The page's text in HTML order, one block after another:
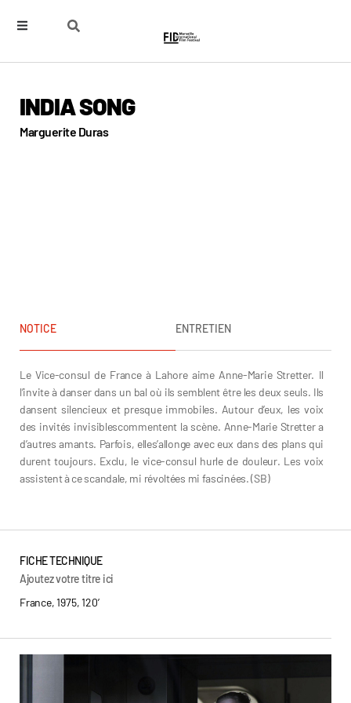
INDIA SONG
Marguerite Duras
NOTICE ENTRETIEN
Le Vice-consul de France à Lahore aime Anne-Marie Stretter. Il
l’invite à danser dans un bal où ils semblent être les deux seuls. Ils
dansent silencieux et presque immobiles. Autour d’eux, les voix
des invités invisiblescommentent la scène. Anne-Marie Stretter a
d’autres amants. Parfois, elles’allonge avec eux dans des plans qui
durent toujours. Exclu, le vice-consul hurle de douleur. Les voix
assistent à ce scandale, mi révoltées mi fascinées. (SB)
FICHE TECHNIQUE
Ajoutez votre titre ici
France, 1975, 120′